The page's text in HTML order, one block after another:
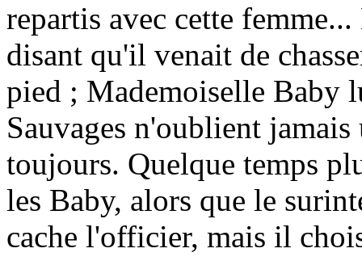
repartis avec cette
disant qu'il venait de
pied ; Mademoiselle Baby
Sauvages n'oublient
toujours. Quelque temps
les Baby, alors que le
cache l'officier, mais il